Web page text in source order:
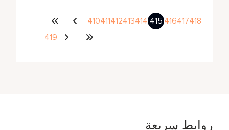
410411412413414 415 416417418
419
روابط سريعة